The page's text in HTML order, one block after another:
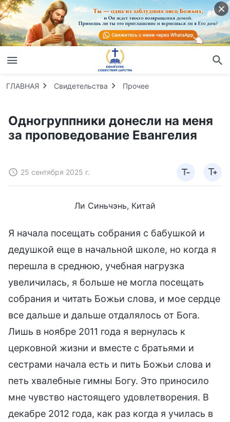
ГЛАВНАЯ Свидетельства Прочее
Одногруппники донесли на меня
за проповедование Евангелия
25 сентября 2025 г.
Ли Синьчэнь, Китай
Я начала посещать собрания с бабушкой и
дедушкой еще в начальной школе, но когда я
перешла в среднюю, учебная нагрузка
увеличилась, я больше не могла посещать
собрания и читать Божьи слова, и мое сердце
все дальше и дальше отдалялось от Бога.
Лишь в ноябре 2011 года я вернулась к
церковной жизни и вместе с братьями и
сестрами начала есть и пить Божьи слова и
петь хвалебные гимны Богу. Это приносило
мне чувство настоящего удовлетворения. В
декабре 2012 года, как раз когда я училась в